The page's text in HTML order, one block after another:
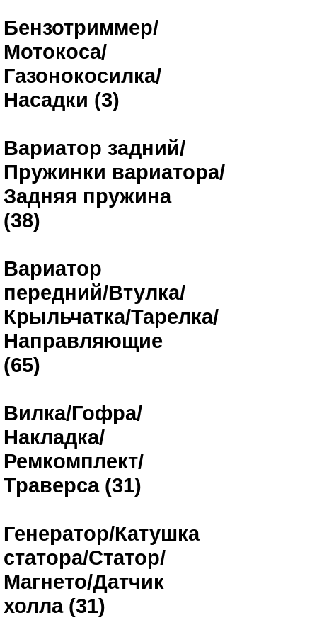
Бензотриммер/
Мотокоса/
Газонокосилка/
Насадки (3)
Вариатор задний/
Пружинки вариатора/
Задняя пружина
(38)
Вариатор
передний/Втулка/
Крыльчатка/Тарелка/
Направляющие
(65)
Вилка/Гофра/
Накладка/
Ремкомплект/
Траверса (31)
Генератор/Катушка
статора/Статор/
Магнето/Датчик
холла (31)